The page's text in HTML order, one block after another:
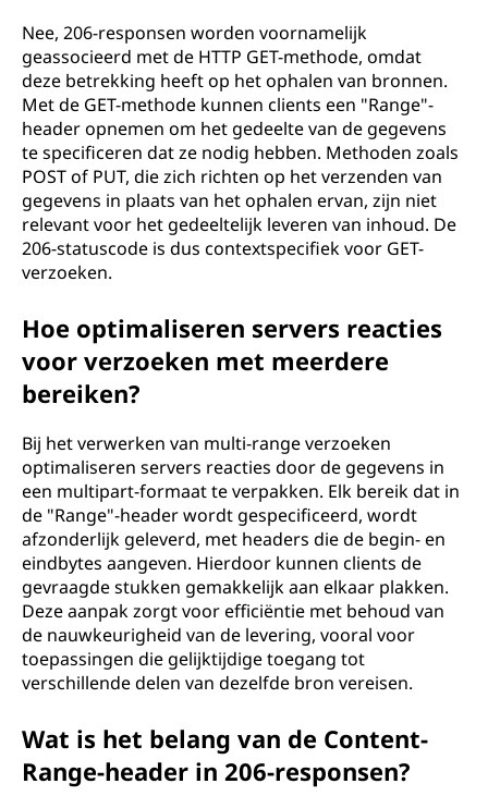
Nee, 206-responsen worden voornamelijk
geassocieerd met de HTTP GET-methode, omdat
deze betrekking heeft op het ophalen van bronnen.
Met de GET-methode kunnen clients een "Range"-
header opnemen om het gedeelte van de gegevens
te specificeren dat ze nodig hebben. Methoden zoals
POST of PUT, die zich richten op het verzenden van
gegevens in plaats van het ophalen ervan, zijn niet
relevant voor het gedeeltelijk leveren van inhoud. De
206-statuscode is dus contextspecifiek voor GET-
verzoeken.
Hoe optimaliseren servers reacties
voor verzoeken met meerdere
bereiken?
Bij het verwerken van multi-range verzoeken
optimaliseren servers reacties door de gegevens in
een multipart-formaat te verpakken. Elk bereik dat in
de "Range"-header wordt gespecificeerd, wordt
afzonderlijk geleverd, met headers die de begin- en
eindbytes aangeven. Hierdoor kunnen clients de
gevraagde stukken gemakkelijk aan elkaar plakken.
Deze aanpak zorgt voor efficiëntie met behoud van
de nauwkeurigheid van de levering, vooral voor
toepassingen die gelijktijdige toegang tot
verschillende delen van dezelfde bron vereisen.
Wat is het belang van de Content-
Range-header in 206-responsen?